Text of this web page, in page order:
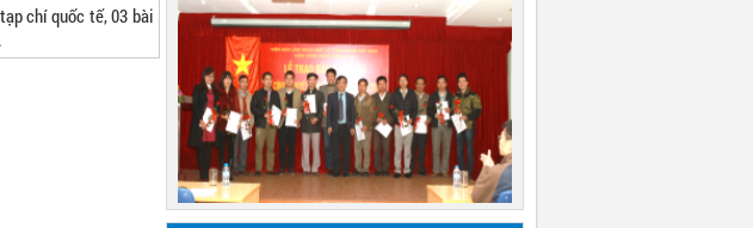
chí quốc tế, 03 bài